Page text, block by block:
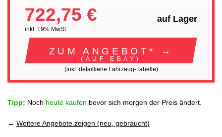
722,75 €
inkl. 19% MwSt.
auf Lager
ZUM ANGEBOT* →
(AUF EBAY)
(inkl. detaillierte Fahrzeug-Tabelle)
Tipp: Noch heute kaufen bevor sich morgen der Preis ändert.
→ Weitere Angebote zeigen (neu, gebraucht)